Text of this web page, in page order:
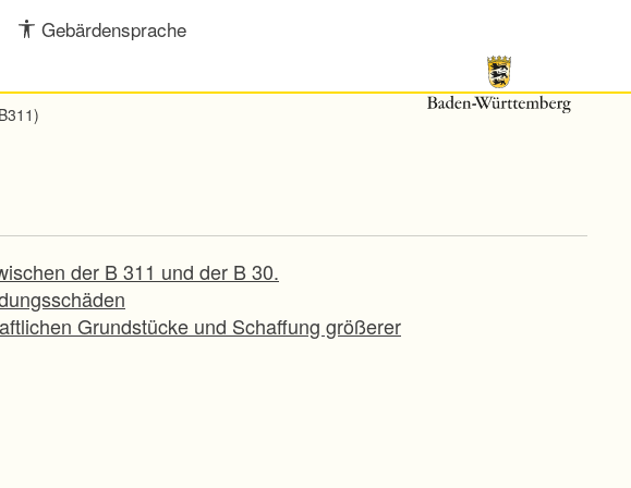
Gebärdensprache
der B 311 und der B 30.
Grundstücke und Schaffung größerer